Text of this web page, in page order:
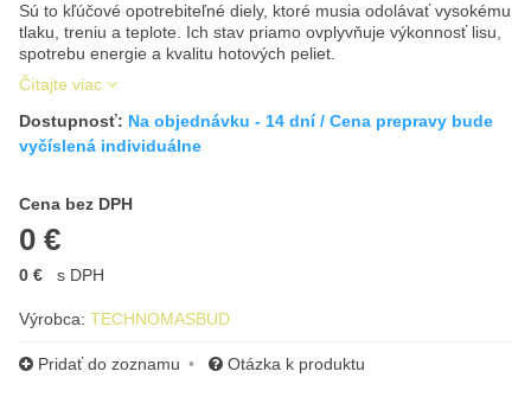
Sú to kľúčové opotrebiteľné diely, ktoré musia odolávať vysokému
tlaku, treniu a teplote. Ich stav priamo ovplyvňuje výkonnosť lisu,
spotrebu energie a kvalitu hotových peliet.
Čítajte viac
Dostupnosť: Na objednávku - 14 dní / Cena prepravy bude
vyčíslená individuálne
Cena bez DPH
0 €
Cena s DPH
0 € s DPH
Výrobca: TECHNOMASBUD
Pridať do zoznamu Otázka k produktu